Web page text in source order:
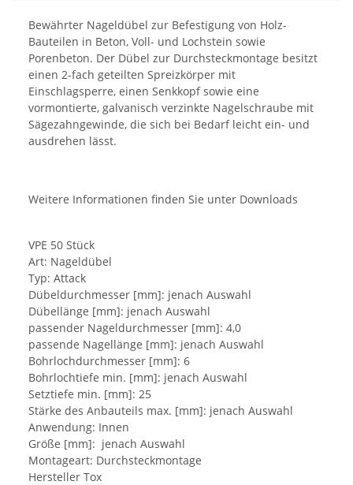
Bewährter Nageldübel zur Befestigung von Holz-
Bauteilen in Beton, Voll- und Lochstein sowie
Porenbeton. Der Dübel zur Durchsteckmontage besitzt
einen 2-fach geteilten Spreizkörper mit
Einschlagsperre, einen Senkkopf sowie eine
vormontierte, galvanisch verzinkte Nagelschraube mit
Sägezahngewinde, die sich bei Bedarf leicht ein- und
ausdrehen lässt.
Weitere Informationen finden Sie unter Downloads
VPE 50 Stück
Art: Nageldübel
Typ: Attack
Dübeldurchmesser [mm]: jenach Auswahl
Dübellänge [mm]: jenach Auswahl
passender Nageldurchmesser [mm]: 4,0
passende Nagellänge [mm]: jenach Auswahl
Bohrlochdurchmesser [mm]: 6
Bohrlochtiefe min. [mm]: jenach Auswahl
Setztiefe min. [mm]: 25
Stärke des Anbauteils max. [mm]: jenach Auswahl
Anwendung: Innen
Größe [mm]: jenach Auswahl
Montageart: Durchsteckmontage
Hersteller Tox